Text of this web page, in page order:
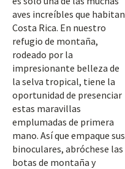
aves increíbles que habitan
Costa Rica. En nuestro
refugio de montaña,
rodeado por la
impresionante belleza de
la selva tropical, tiene la
oportunidad de presenciar
estas maravillas
emplumadas de primera
mano. Así que empaque sus
binoculares, abróchese las
botas de montaña y